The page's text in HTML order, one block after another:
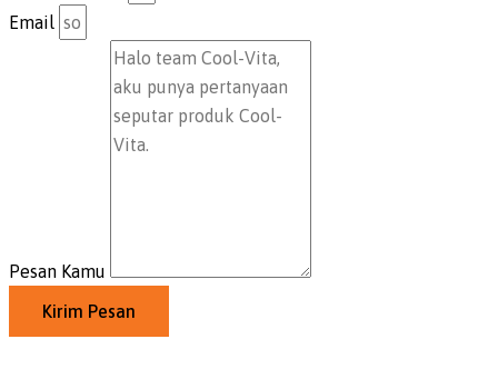
Email
Pesan Kamu
Kirim Pesan